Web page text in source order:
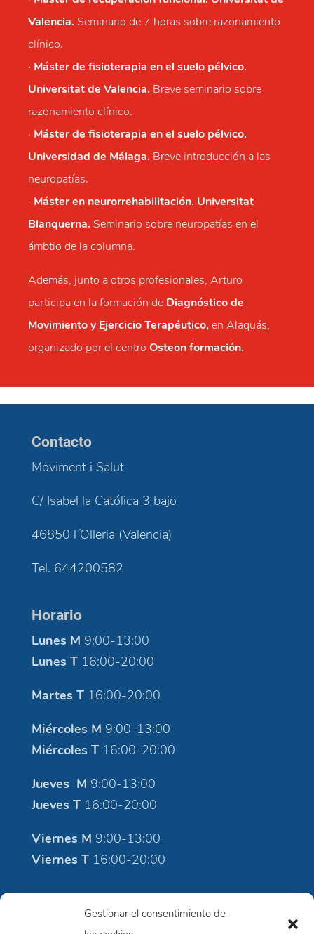
Gestionar el consentimiento de
Valencia. Seminario de 7 horas sobre razonamiento
clínico.
· Máster de fisioterapia en el suelo pélvico.
Universitat de Valencia. Breve seminario sobre
razonamiento clínico.
· Máster de fisioterapia en el suelo pélvico.
Universidad de Málaga. Breve introducción a las
neuropatías.
· Máster en neurorrehabilitación. Universitat
Blanquerna. Seminario sobre neuropatías en el
ámbtio de la columna.
Además, junto a otros profesionales, Arturo
participa en la formación de Diagnóstico de
Movimiento y Ejercicio Terapéutico,en Alaquás,
organizado por el centro Osteon formación.
Contacto
Moviment i Salut
C/ Isabel la Católica 3 bajo
46850 l´Olleria (Valencia)
Tel. 644200582
Horario
Lunes M 9:00-13:00
Lunes T 16:00-20:00
Martes T 16:00-20:00
Miércoles M 9:00-13:00
Miércoles T16:00-20:00
Jueves M 9:00-13:00
Jueves T16:00-20:00
Viernes M 9:00-13:00
Viernes T16:00-20:00
Moviment i Salut